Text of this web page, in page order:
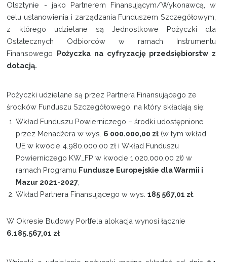
Olsztynie - jako Partnerem Finansującym/Wykonawcą, w
celu ustanowienia i zarządzania Funduszem Szczegółowym,
z którego udzielane są Jednostkowe Pożyczki dla
Ostatecznych Odbiorców w ramach Instrumentu
Finansowego
Pożyczka na cyfryzację przedsiębiorstw z
dotacją.
Pożyczki udzielane są przez Partnera Finansującego ze
środków Funduszu Szczegółowego, na który składają się:
Wkład Funduszu Powierniczego – środki udostępnione
przez Menadżera w wys. 6 000.000,00 zł (w tym wkład
UE w kwocie 4.980.000,00 zł i Wkład Funduszu
Powierniczego KW_FP w kwocie 1.020.000,00 zł) w
ramach Programu Fundusze Europejskie dla Warmii i
Mazur 2021-2027,
Wkład Partnera Finansującego w wys.185 567,01 zł.
W Okresie Budowy Portfela alokacja wynosi łącznie
6.185.567,01 zł